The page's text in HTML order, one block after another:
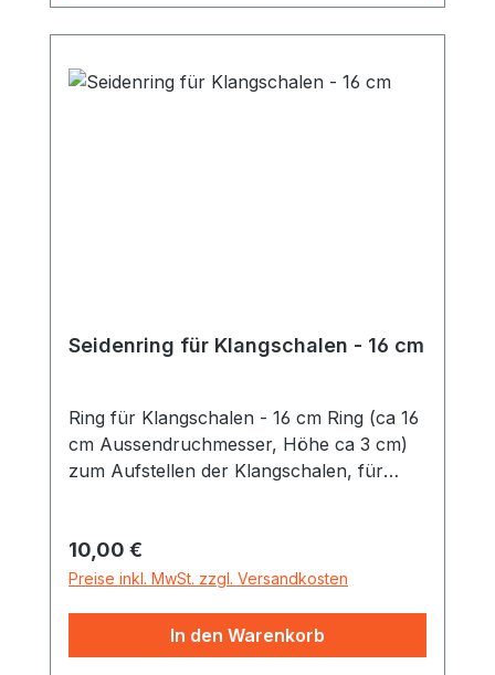
werden
Seidenring für Klangschalen - 16 cm
Ring für Klangschalen - 16 cm Ring (ca 16
cm Aussendruchmesser, Höhe ca 3 cm)
zum Aufstellen der Klangschalen, für
verschiedene Farben
Regulärer Preis:
10,00 €
Preise inkl. MwSt. zzgl. Versandkosten
In den Warenkorb